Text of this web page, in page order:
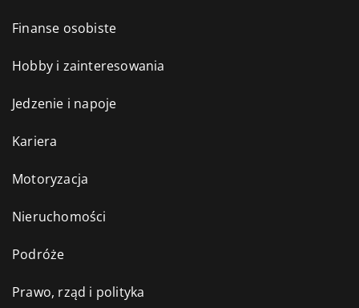
Finanse osobiste
Hobby i zainteresowania
Jedzenie i napoje
Kariera
Motoryzacja
Nieruchomości
Podróże
Prawo, rząd i polityka